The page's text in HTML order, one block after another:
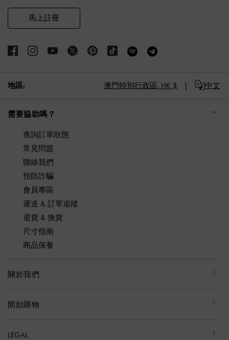
馬上註冊
地區: 澳門特別行政區, HK $ 中文
需要協助嗎？
查詢訂單狀態
常見問題
聯絡我們
預防詐騙
會員專區
運送 & 訂單追蹤
退貨 & 換貨
尺寸指南
商品保養
關於我們
開始購物
LEGAL